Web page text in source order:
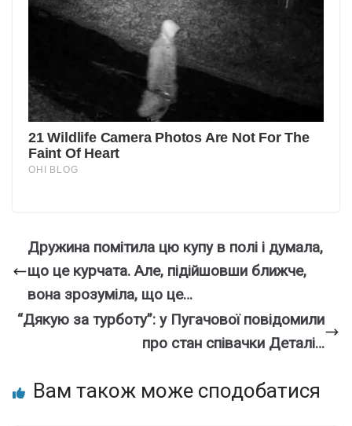
Дружина помітила цю купу в полі і думала,
що це курчата. Але, підійшовши ближче,
вона зрозуміла, що це…
“Дякую за турботу”: у Пугачової повідомили
про стан співачки Деталі…
Вам також може сподобатися